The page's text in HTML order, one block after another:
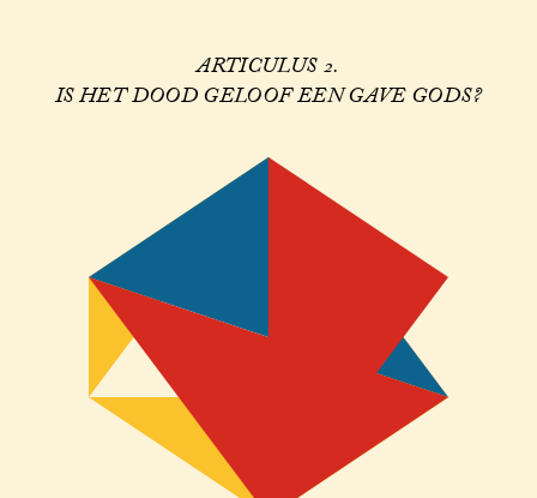
ARTICULUS 2.
IS HET DOOD GELOOF EEN GAVE GODS?